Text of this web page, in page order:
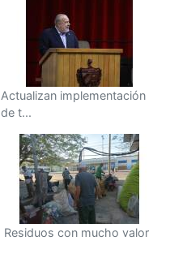
Actualizan implementación
de t...
Residuos con mucho valor